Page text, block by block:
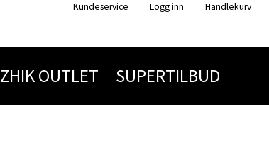
Kundeservice Logg inn Handlekurv
ZHIK OUTLET SUPERTILBUD